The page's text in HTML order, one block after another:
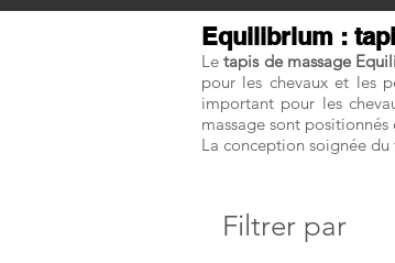
Equilibrium :
Letapis de massage
pour les chevaux et les
important pour les
massage sont
La conception soignée
Filtrer par